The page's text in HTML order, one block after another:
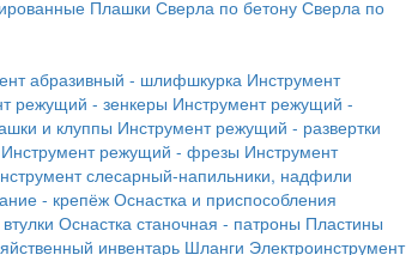
Плашки Сверла по бетону Сверла по
абразивный - шлифшкурка Инструмент
режущий - зенкеры Инструмент режущий -
и клуппы Инструмент режущий - развертки
Инструмент режущий - фрезы Инструмент
слесарный-напильники, надфили
- крепёж Оснастка и приспособления
Оснастка станочная - патроны Пластины
инвентарь Шланги Электроинструмент